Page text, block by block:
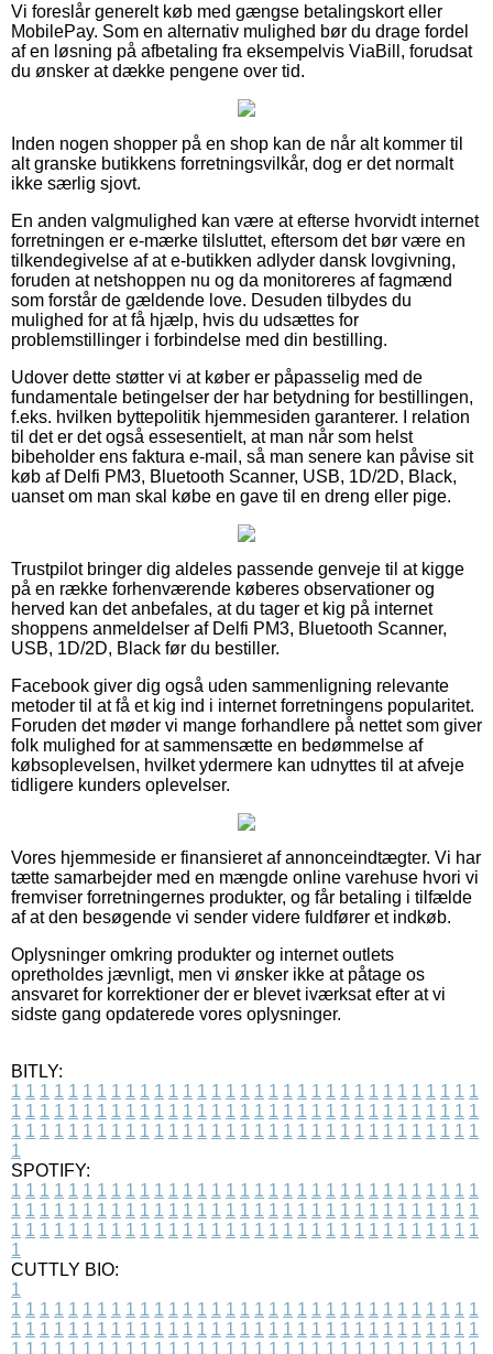
Vi foreslår generelt køb med gængse betalingskort eller
MobilePay. Som en alternativ mulighed bør du drage fordel
af en løsning på afbetaling fra eksempelvis ViaBill, forudsat
du ønsker at dække pengene over tid.
Inden nogen shopper på en shop kan de når alt kommer til
alt granske butikkens forretningsvilkår, dog er det normalt
ikke særlig sjovt.
En anden valgmulighed kan være at efterse hvorvidt internet
forretningen er e-mærke tilsluttet, eftersom det bør være en
tilkendegivelse af at e-butikken adlyder dansk lovgivning,
foruden at netshoppen nu og da monitoreres af fagmænd
som forstår de gældende love. Desuden tilbydes du
mulighed for at få hjælp, hvis du udsættes for
problemstillinger i forbindelse med din bestilling.
Udover dette støtter vi at køber er påpasselig med de
fundamentale betingelser der har betydning for bestillingen,
f.eks. hvilken byttepolitik hjemmesiden garanterer. I relation
til det er det også essesentielt, at man når som helst
bibeholder ens faktura e-mail, så man senere kan påvise sit
køb af Delfi PM3, Bluetooth Scanner, USB, 1D/2D, Black,
uanset om man skal købe en gave til en dreng eller pige.
Trustpilot bringer dig aldeles passende genveje til at kigge
på en række forhenværende køberes observationer og
herved kan det anbefales, at du tager et kig på internet
shoppens anmeldelser af Delfi PM3, Bluetooth Scanner,
USB, 1D/2D, Black før du bestiller.
Facebook giver dig også uden sammenligning relevante
metoder til at få et kig ind i internet forretningens popularitet.
Foruden det møder vi mange forhandlere på nettet som giver
folk mulighed for at sammensætte en bedømmelse af
købsoplevelsen, hvilket ydermere kan udnyttes til at afveje
tidligere kunders oplevelser.
Vores hjemmeside er finansieret af annonceindtægter. Vi har
tætte samarbejder med en mængde online varehuse hvori vi
fremviser forretningernes produkter, og får betaling i tilfælde
af at den besøgende vi sender videre fuldfører et indkøb.
Oplysninger omkring produkter og internet outlets
opretholdes jævnligt, men vi ønsker ikke at påtage os
ansvaret for korrektioner der er blevet iværksat efter at vi
sidste gang opdaterede vores oplysninger.
BITLY:
1 1 1 1 1 1 1 1 1 1 1 1 1 1 1 1 1 1 1 1 1 1 1 1 1 1 1 1 1 1 1 1 1
1 1 1 1 1 1 1 1 1 1 1 1 1 1 1 1 1 1 1 1 1 1 1 1 1 1 1 1 1 1 1 1 1
1 1 1 1 1 1 1 1 1 1 1 1 1 1 1 1 1 1 1 1 1 1 1 1 1 1 1 1 1 1 1 1 1
1
SPOTIFY:
1 1 1 1 1 1 1 1 1 1 1 1 1 1 1 1 1 1 1 1 1 1 1 1 1 1 1 1 1 1 1 1 1
1 1 1 1 1 1 1 1 1 1 1 1 1 1 1 1 1 1 1 1 1 1 1 1 1 1 1 1 1 1 1 1 1
1 1 1 1 1 1 1 1 1 1 1 1 1 1 1 1 1 1 1 1 1 1 1 1 1 1 1 1 1 1 1 1 1
1
CUTTLY BIO:
1
1 1 1 1 1 1 1 1 1 1 1 1 1 1 1 1 1 1 1 1 1 1 1 1 1 1 1 1 1 1 1 1 1
1 1 1 1 1 1 1 1 1 1 1 1 1 1 1 1 1 1 1 1 1 1 1 1 1 1 1 1 1 1 1 1 1
1 1 1 1 1 1 1 1 1 1 1 1 1 1 1 1 1 1 1 1 1 1 1 1 1 1 1 1 1 1 1 1 1